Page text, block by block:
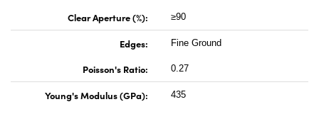
Clear Aperture (%): ≥90
Edges: Fine Ground
Poisson's Ratio: 0.27
Young's Modulus (GPa): 435